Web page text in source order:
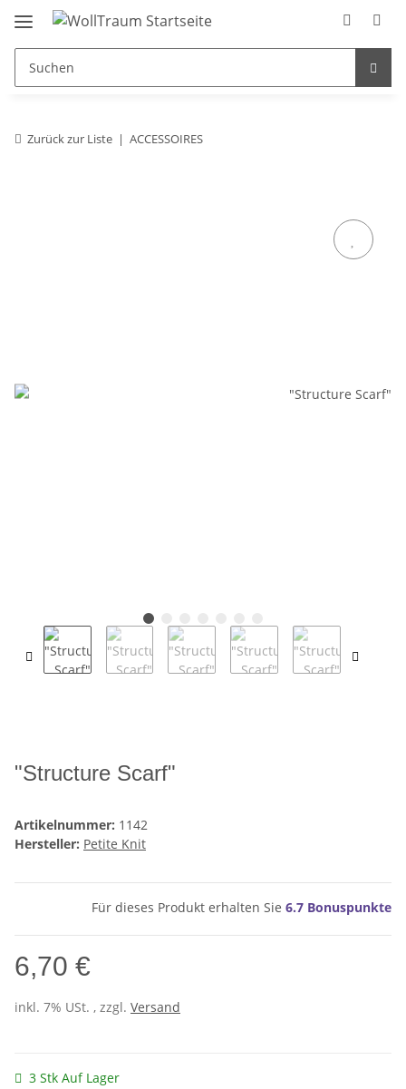
Zurück zur Liste ACCESSOIRES
"Structure Scarf"
Artikelnummer: 1142
Hersteller: Petite Knit
Für dieses Produkt erhalten Sie 6.7 Bonuspunkte
6,70 €
inkl. 7% USt. , zzgl. Versand
3 Stk Auf Lager